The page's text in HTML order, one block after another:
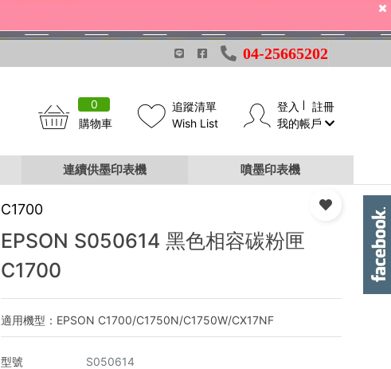
04-25665202
0
購物車
追蹤清單
Wish List
登入
註冊
我的帳戶
連續供墨印表機 噴墨印表機
C1700
EPSON S050614 黑色相容碳粉匣
C1700
適用機型：EPSON C1700/C1750N/C1750W/CX17NF
型號
S050614